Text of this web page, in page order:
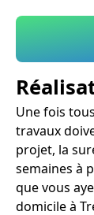
Une fois
travaux
projet, la
semaines à
que vous
domicile à